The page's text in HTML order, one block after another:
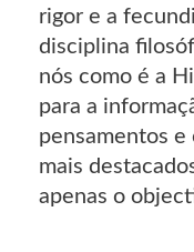
rigor e a
disciplina
nós como é a
para a
pensamentos e
mais
apenas o